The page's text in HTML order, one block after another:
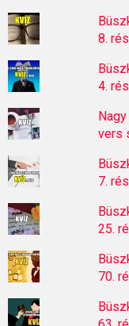
8.
4.
vers
7.
25.
70.